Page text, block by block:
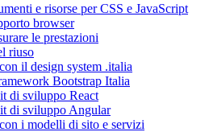
e risorse per CSS e JavaScript
browser
le prestazioni
riuso
il design system .italia
Bootstrap Italia
di sviluppo React
di sviluppo Angular
i modelli di sito e servizi